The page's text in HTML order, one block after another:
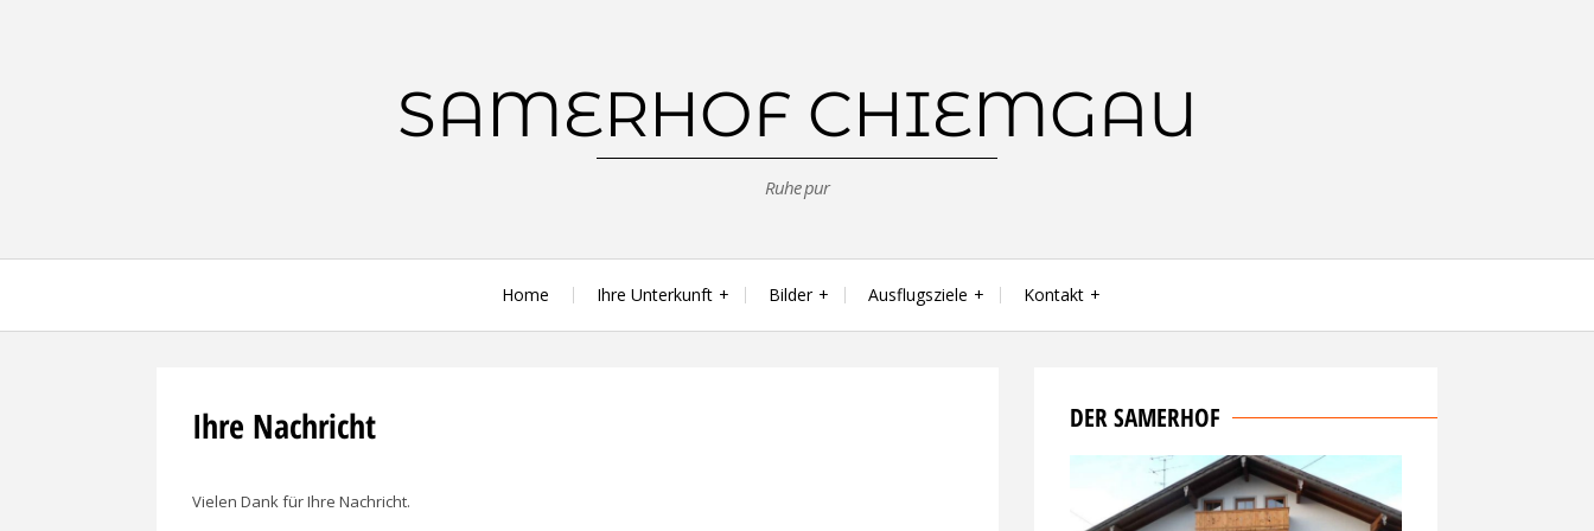
SAMERHOF CHIEMGAU
Ruhe pur
Home Ihre Unterkunft Bilder Ausflugsziele Kontakt
Ihre Nachricht
Vielen Dank für Ihre Nachricht.
DER SAMERHOF